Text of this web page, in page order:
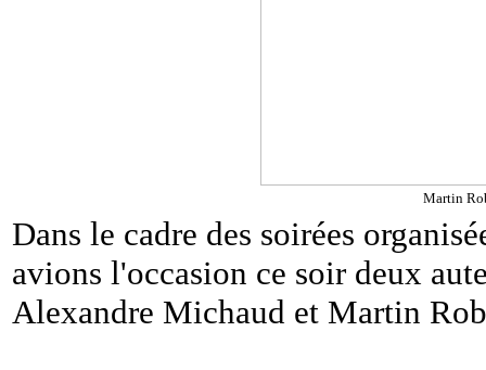
Martin
Dans le cadre des soirées
avions l'occasion ce soir deux
Alexandre Michaud et Martin